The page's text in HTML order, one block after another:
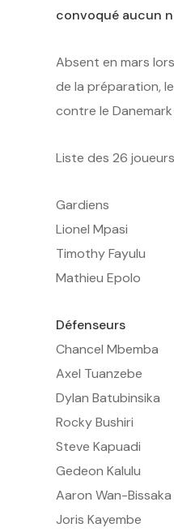
convoqué aucun
Absent en mars
de la préparation,
contre le Danemark
Liste des 26
Gardiens
Lionel Mpasi
Timothy Fayulu
Mathieu Epolo
Défenseurs
Chancel Mbemba
Axel Tuanzebe
Dylan Batubinsika
Rocky Bushiri
Steve Kapuadi
Gedeon Kalulu
Aaron Wan-Bissaka
Joris Kayembe